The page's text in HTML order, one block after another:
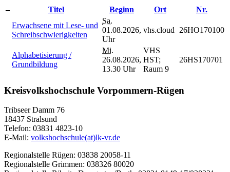
– Titel Beginn Ort
Nr.
Erwachsene mit Lese- und
Schreibschwierigkeiten
Sa.
01.08.2026,
Uhr
vhs.cloud 26HO170100
Alphabetisierung /
Grundbildung
Mi.
26.08.2026,
13.30 Uhr
VHS
HST;
Raum 9
26HS170701
Kreisvolkshochschule Vorpommern-Rügen
Tribseer Damm 76
18437 Stralsund
Telefon: 03831 4823-10
E-Mail: volkshochschule(at)lk-vr.de
Regionalstelle Rügen: 03838 20058-11
Regionalstelle Grimmen: 038326 80020